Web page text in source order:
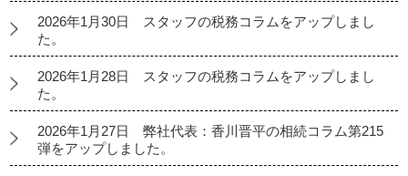
2026年1月30日 スタッフの税務コラムをアップしまし
た。
2026年1月28日 スタッフの税務コラムをアップしまし
た。
2026年1月27日 弊社代表：香川晋平の相続コラム第215
弾をアップしました。